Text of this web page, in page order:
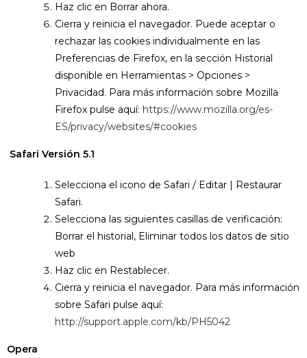
Haz clic en Borrar ahora.
Cierra y reinicia el navegador. Puede aceptar o
rechazar las cookies individualmente en las
Preferencias de Firefox, en la sección Historial
disponible en Herramientas > Opciones >
Privacidad. Para más información sobre Mozilla
Firefox pulse aquí: https://www.mozilla.org/es-
ES/privacy/websites/#cookies
Safari Versión 5.1
Selecciona el icono de Safari / Editar | Restaurar
Safari.
Selecciona las siguientes casillas de verificación:
Borrar el historial, Eliminar todos los datos de sitio
web
Haz clic en Restablecer.
Cierra y reinicia el navegador. Para más información
sobre Safari pulse aquí:
http://support.apple.com/kb/PH5042
Opera